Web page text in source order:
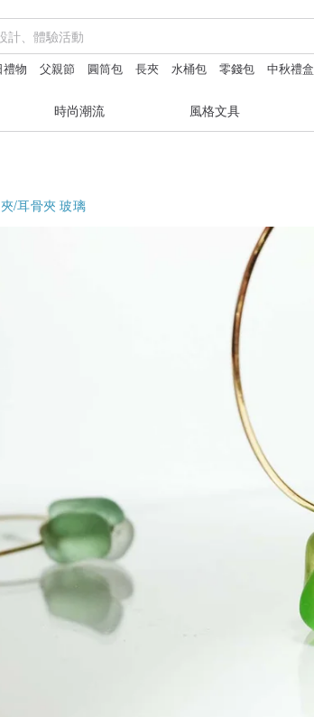
禮物 父親節 圓筒包 長夾 水桶包 零錢包 中秋禮盒
時尚潮流 風格文具
/耳骨夾 玻璃